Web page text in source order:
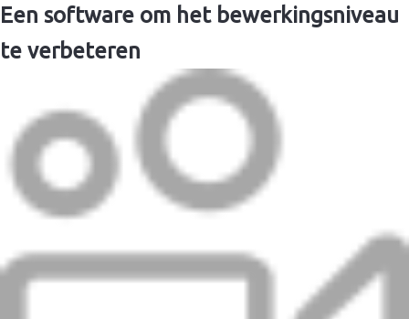
Een software om het bewerkingsniveau
te verbeteren